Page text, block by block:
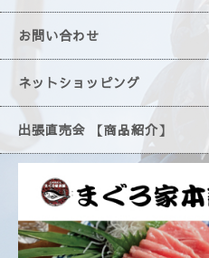
お問い合わせ
ネットショッピング
出張直売会 【商品紹介】